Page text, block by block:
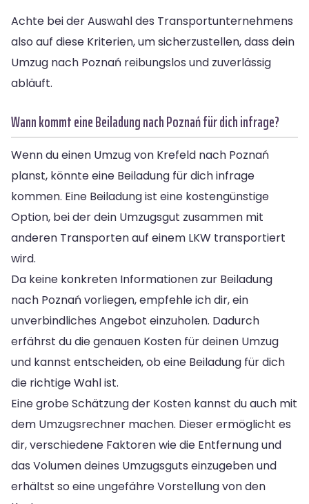
Achte bei der Auswahl des Transportunternehmens
also auf diese Kriterien, um sicherzustellen, dass dein
Umzug nach Poznań reibungslos und zuverlässig
abläuft.
Wann kommt eine Beiladung nach Poznań für dich infrage?
Wenn du einen Umzug von Krefeld nach Poznań
planst, könnte eine Beiladung für dich infrage
kommen. Eine Beiladung ist eine kostengünstige
Option, bei der dein Umzugsgut zusammen mit
anderen Transporten auf einem LKW transportiert
wird.
Da keine konkreten Informationen zur Beiladung
nach Poznań vorliegen, empfehle ich dir, ein
unverbindliches Angebot einzuholen. Dadurch
erfährst du die genauen Kosten für deinen Umzug
und kannst entscheiden, ob eine Beiladung für dich
die richtige Wahl ist.
Eine grobe Schätzung der Kosten kannst du auch mit
dem Umzugsrechner machen. Dieser ermöglicht es
dir, verschiedene Faktoren wie die Entfernung und
das Volumen deines Umzugsguts einzugeben und
erhältst so eine ungefähre Vorstellung von den